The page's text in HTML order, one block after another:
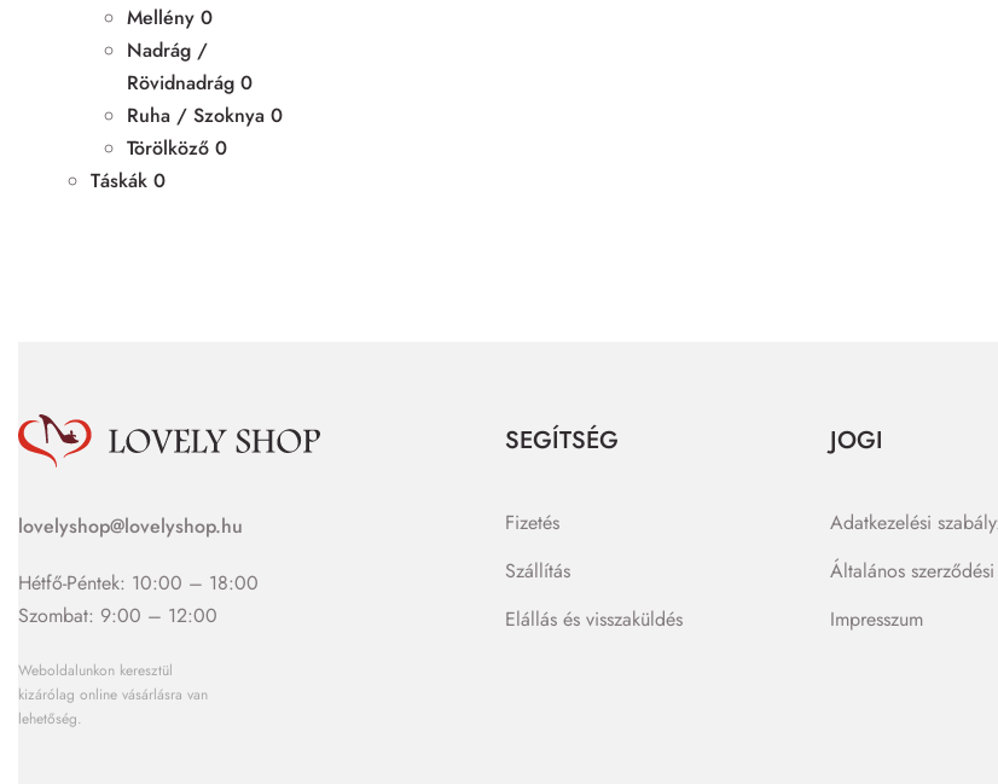
Mellény 0
Nadrág /
Rövidnadrág 0
Ruha / Szoknya 0
Törölköző 0
Táskák 0
lovelyshop@lovelyshop.hu
Hétfő-Péntek: 10:00 – 18:00
Szombat: 9:00 – 12:00
Weboldalunkon keresztül
kizárólag online vásárlásra van
lehetőség.
SEGÍTSÉG
Fizetés
Szállítás
Elállás és visszaküldés
JOGI
Adatkezelési
Általános
Impresszum